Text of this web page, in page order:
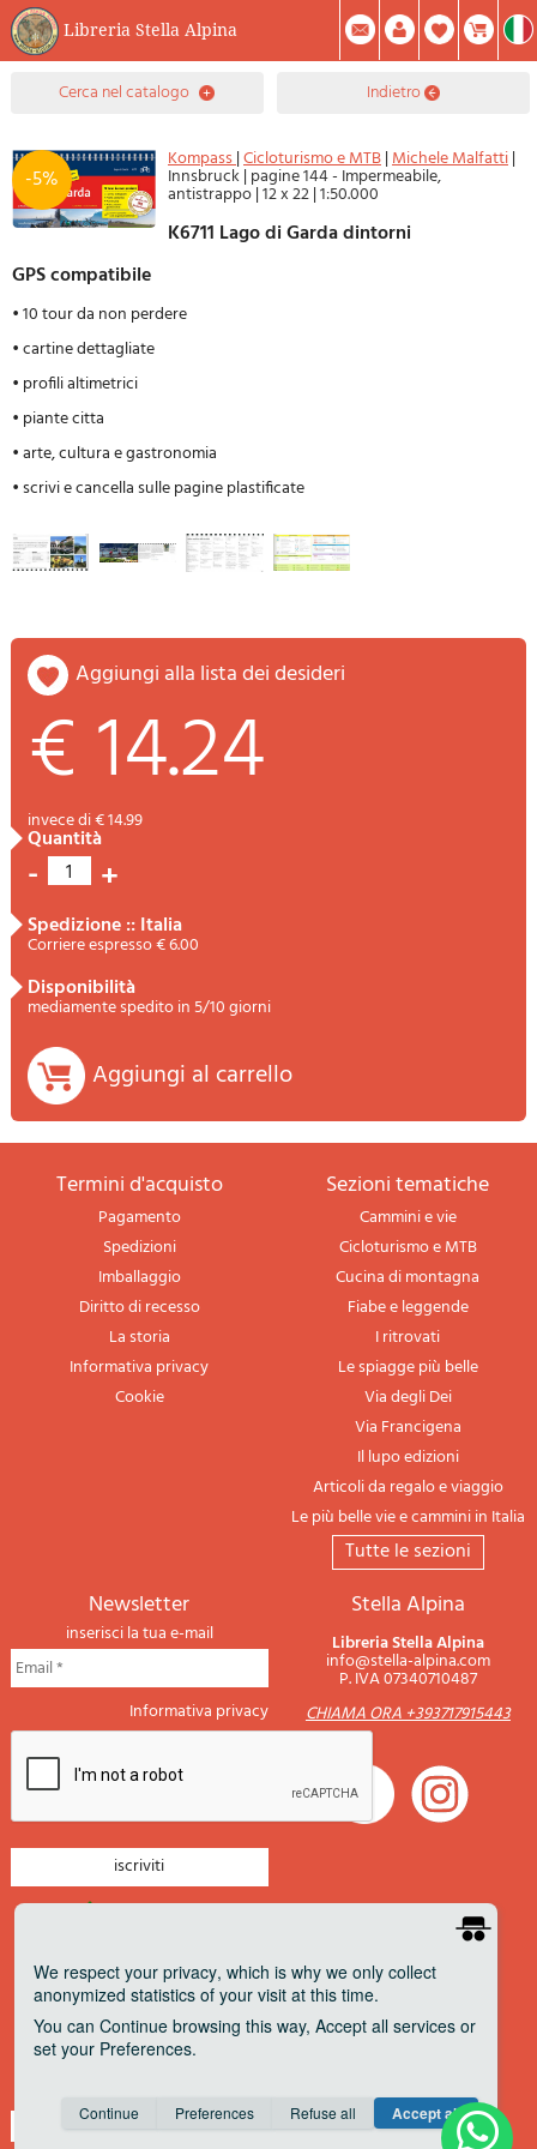
Libreria Stella Alpina
0 Prodotto(i) Attualmente Nel Carrello Riepilogo
Facebook
Registrati Mod. Password
cerca nel catalogo indietro
-5%
Kompass|Cicloturismo e MTB|Michele Malfatti|
Innsbruck| pagine 144 - Impermeabile,
antistrappo|12 x 22|1:50.000
K6711 Lago di Garda dintorni
GPS compatibile
• 10 tour da non perdere
• cartine dettagliate
• profili altimetrici
• piante citta
• arte, cultura e gastronomia
• scrivi e cancella sulle pagine plastificate
aggiungi alla lista dei desideri
€ 14.24
invece di € 14.99
quantità
- 1 +
spedizione :: Italia
Corriere espresso € 6.00
disponibilità
mediamente spedito in 5/10 giorni
Aggiungi al carrello
termini d'acquisto
Pagamento
Spedizioni
Imballaggio
Diritto di recesso
La storia
Informativa privacy
Cookie
sezioni tematiche
Cammini e vie
Cicloturismo e MTB
Cucina di montagna
Fiabe e leggende
I ritrovati
Le spiagge più belle
Via degli Dei
Via Francigena
Il lupo edizioni
Articoli da regalo e viaggio
Le più belle vie e cammini in Italia
tutte le sezioni
newsletter
inserisci la tua e-mail
Informativa privacy
newsletter viaggi
newsletter militaria
Stella Alpina
Libreria Stella Alpina
info@stella-alpina.com
P. IVA 07340710487
CHIAMA ORA +393717915443
We respect your privacy, which is why we only collect
anonymized statistics of your visit at this time.
You can Continue browsing this way, Accept all services or
set your Preferences.
Consent cookie learn more
Continue Preferences Refuse all Accept all
Anonymous Invisible Save